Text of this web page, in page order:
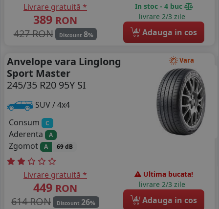
Livrare gratuită *
389 RON
427 RON
Discount 8%
In stoc - 4 buc
livrare 2/3 zile
4 Adauga in cos
Vara
Anvelope vara Linglong
Sport Master
245/35 R20 95Y SI
SUV / 4x4
Consum
C
Aderenta A
Zgomot A 69 dB
Livrare gratuită *
449 RON
614 RON
Discount 26%
Ultima bucata!
livrare 2/3 zile
4 Adauga in cos